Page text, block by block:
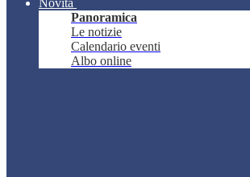
Novità
Panoramica
Le notizie
Calendario eventi
Albo online